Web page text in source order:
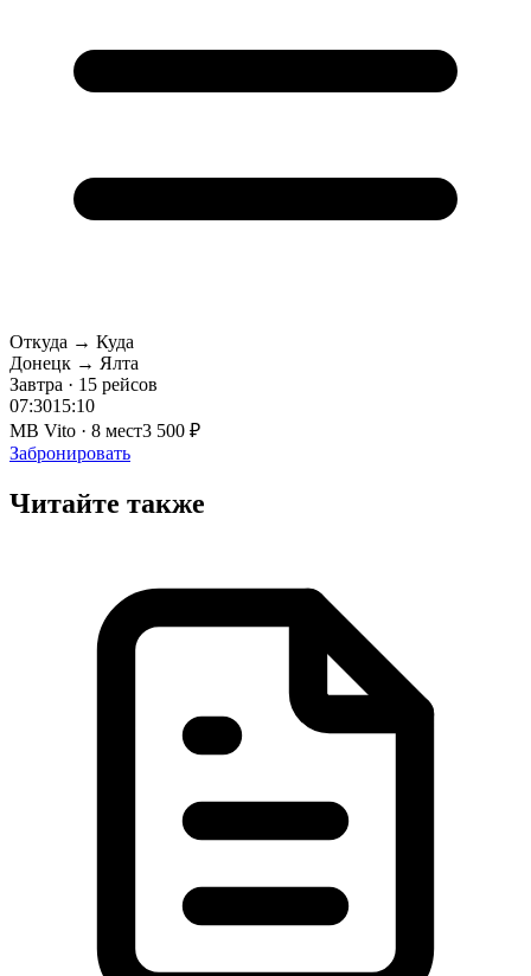
Откуда → Куда
Донецк → Ялта
Завтра · 15 рейсов
07:3015:10
MB Vito · 8 мест3 500 ₽
Забронировать
Читайте также